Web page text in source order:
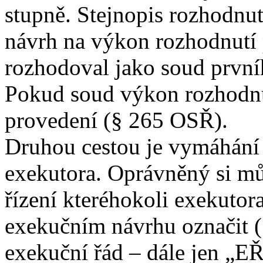
stupně. Stejnopis
návrh na výkon
rozhodoval jako soud
Pokud soud výkon
provedení (§ 265 OSŘ).
Druhou cestou je
exekutora. Oprávněný si
řízení kteréhokoli
exekučním návrhu označit
exekuční řád – dále jen